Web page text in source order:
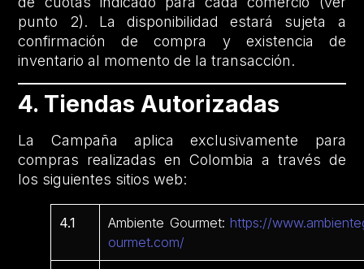
punto 2). La disponibilidad estará sujeta a
confirmación de compra y existencia de
inventario al momento de la transacción.
4. Tiendas Autorizadas
La Campaña aplica exclusivamente para
compras realizadas en Colombia a través de
los siguientes sitios web:
4.1 Ambiente Gourmet:https://
ourmet.com/